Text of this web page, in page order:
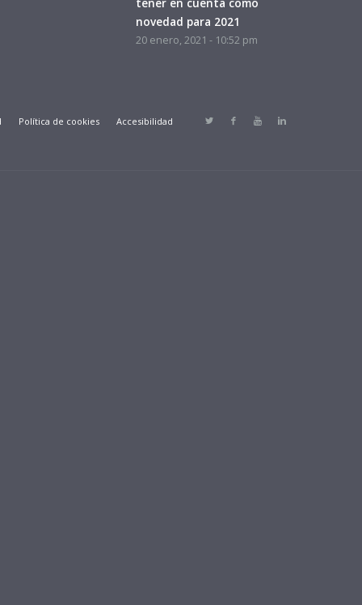
novedad para 2021
20 enero, 2021 - 10:52 pm
Política de cookies Accesibilidad